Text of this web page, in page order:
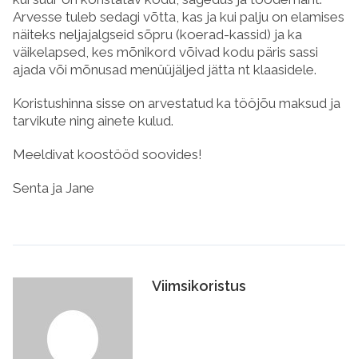
Arvesse tuleb sedagi võtta, kas ja kui palju on elamises
näiteks neljajalgseid sõpru (koerad-kassid) ja ka
väikelapsed, kes mõnikord võivad kodu päris sassi
ajada või mõnusad menüüjäljed jätta nt klaasidele.
Koristushinna sisse on arvestatud ka tööjõu maksud ja
tarvikute ning ainete kulud.
Meeldivat koostööd soovides!
Senta ja Jane
Viimsikoristus